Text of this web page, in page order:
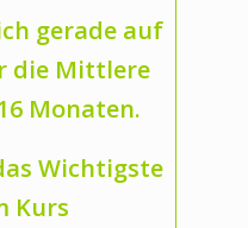
gerade auf
die Mittlere
Monaten.
Wichtigste
Kurs